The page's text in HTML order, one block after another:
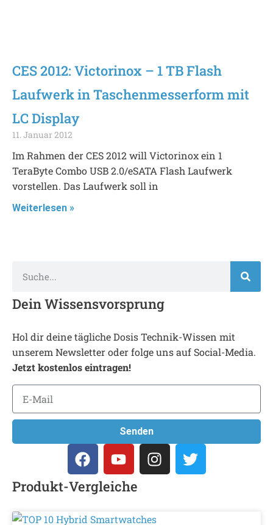
CES 2012: Victorinox – 1 TB Flash
Laufwerk in Taschenmesserform mit
LC Display
11. Januar 2012
Im Rahmen der CES 2012 will Victorinox ein 1
TeraByte Combo USB 2.0/eSATA Flash Laufwerk
vorstellen. Das Laufwerk soll in
Weiterlesen »
Dein Wissensvorsprung
Hol dir deine tägliche Dosis Technik-Wissen mit
unserem Newsletter oder folge uns auf Social-Media.
Jetzt kostenlos eintragen!
Senden
Produkt-Vergleiche